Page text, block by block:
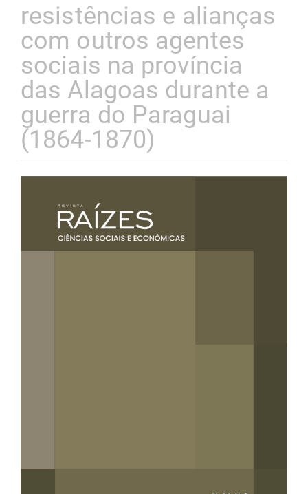
resistências e alianças
com outros agentes
sociais na província
das Alagoas durante a
guerra do Paraguai
(1864-1870)
lateral
de